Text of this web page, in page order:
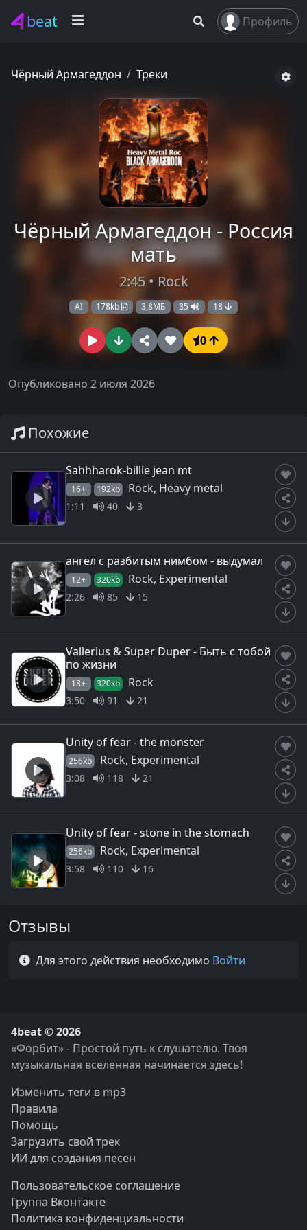
beat Профиль
Чёрный Армагеддон Треки
Чёрный Армагеддон - Россия
мать
2:45 • Rock
AI 178kb 3,8МБ 35 18
0
Опубликовано 2 июля 2026
Похожие
Sahhharok-billie jean mt
16+ 192kb Rock, Heavy metal
1:11 40 3
ангел с разбитым нимбом - выдумал
12+ 320kb Rock, Experimental
2:26 85 15
Vallerius & Super Duper - Быть с тобой
по жизни
18+ 320kb Rock
3:50 91 21
Unity of fear - the monster
256kb Rock, Experimental
3:08 118 21
Unity of fear - stone in the stomach
256kb Rock, Experimental
3:58 110 16
Отзывы
Для этого действия необходимо Войти
4beat © 2026
«Форбит» - Простой путь к слушателю. Твоя
музыкальная вселенная начинается здесь!
Изменить теги в mp3
Правила
Помощь
Загрузить свой трек
ИИ для создания песен
Пользовательское соглашение
Группа Вконтакте
Политика конфиденциальности